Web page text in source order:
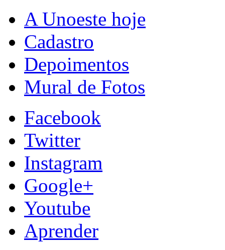
A Unoeste hoje
Cadastro
Depoimentos
Mural de Fotos
Facebook
Twitter
Instagram
Google+
Youtube
Aprender